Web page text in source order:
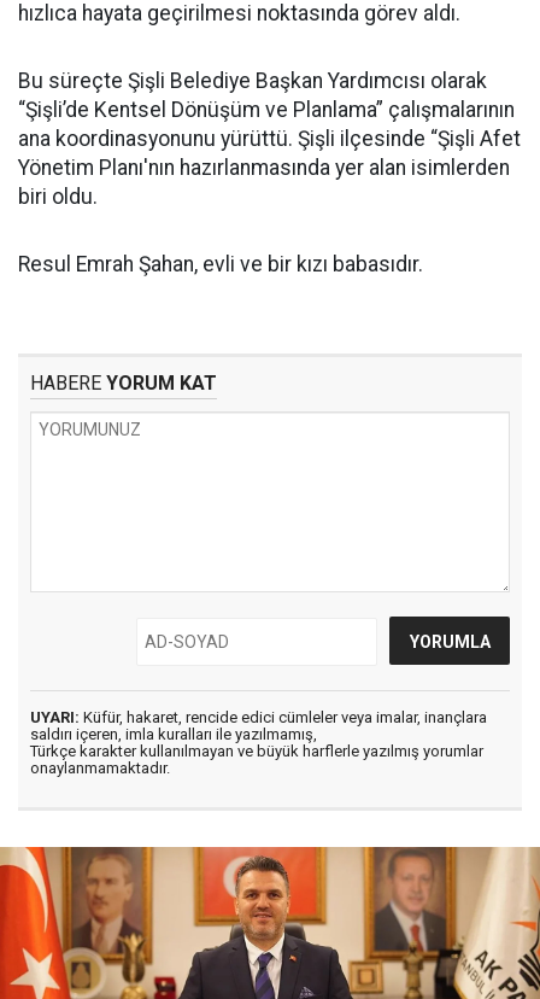
hızlıca hayata geçirilmesi noktasında görev aldı.
Bu süreçte Şişli Belediye Başkan Yardımcısı olarak
“Şişli’de Kentsel Dönüşüm ve Planlama” çalışmalarının
ana koordinasyonunu yürüttü. Şişli ilçesinde “Şişli Afet
Yönetim Planı'nın hazırlanmasında yer alan isimlerden
biri oldu.
Resul Emrah Şahan, evli ve bir kızı babasıdır.
HABERE YORUM KAT
UYARI: Küfür, hakaret, rencide edici cümleler veya imalar, inançlara
saldırı içeren, imla kuralları ile yazılmamış,
Türkçe karakter kullanılmayan ve büyük harflerle yazılmış yorumlar
onaylanmamaktadır.